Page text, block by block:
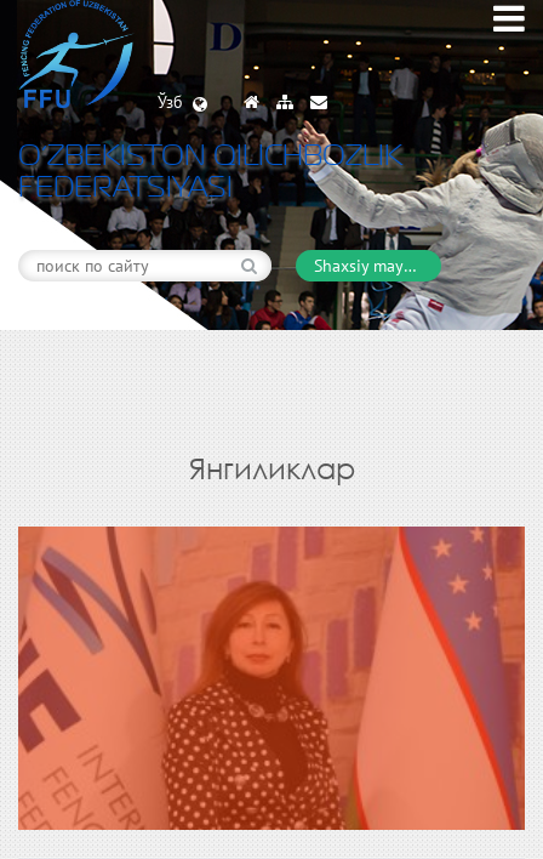
Ўзб
O’ZBEKISTON QILICHBOZLIK
FEDERATSIYASI
Shaxsiy maydon
Янгиликлар